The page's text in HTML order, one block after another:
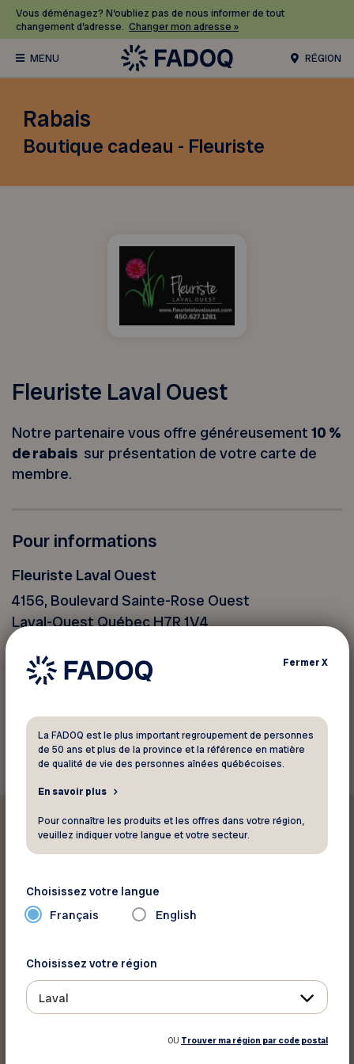
Vous déménagez? N’oubliez pas de nous informer de tout
changement d’adresse. Changer mon adresse »
RÉGION
Rabais
Boutique cadeau - Fleuriste
Fleuriste Laval Ouest
Notre partenaire vous offre généreusement10 %
de rabais sur présentation de votre carte de
membre.
Pour informations
Fleuriste Laval Ouest
4156, Boulevard Sainte-Rose Ouest
Laval-Ouest Québec H7R 1V4
Voir la carte
Imprimer ce rabais
FermerX
La FADOQ est le plus important regroupement de personnes
de 50 ans et plus de la province et la référence en matière
de qualité de vie des personnes aînées québécoises.
En savoir plus
Pour connaître les produits et les offres dans votre région,
veuillez indiquer votre langue et votre secteur.
Choisissez votre langue
Français English
Choisissez votre région
Laval
OU Trouver ma région par code postal